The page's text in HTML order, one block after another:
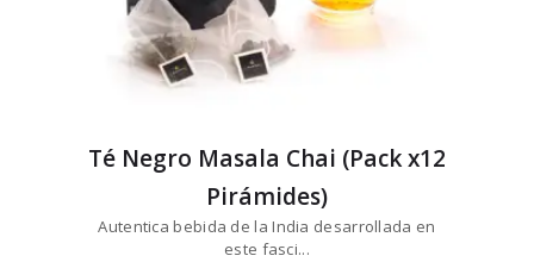
Té Negro Masala Chai (Pack x12
Pirámides)
Autentica bebida de la India desarrollada en
este fasci...